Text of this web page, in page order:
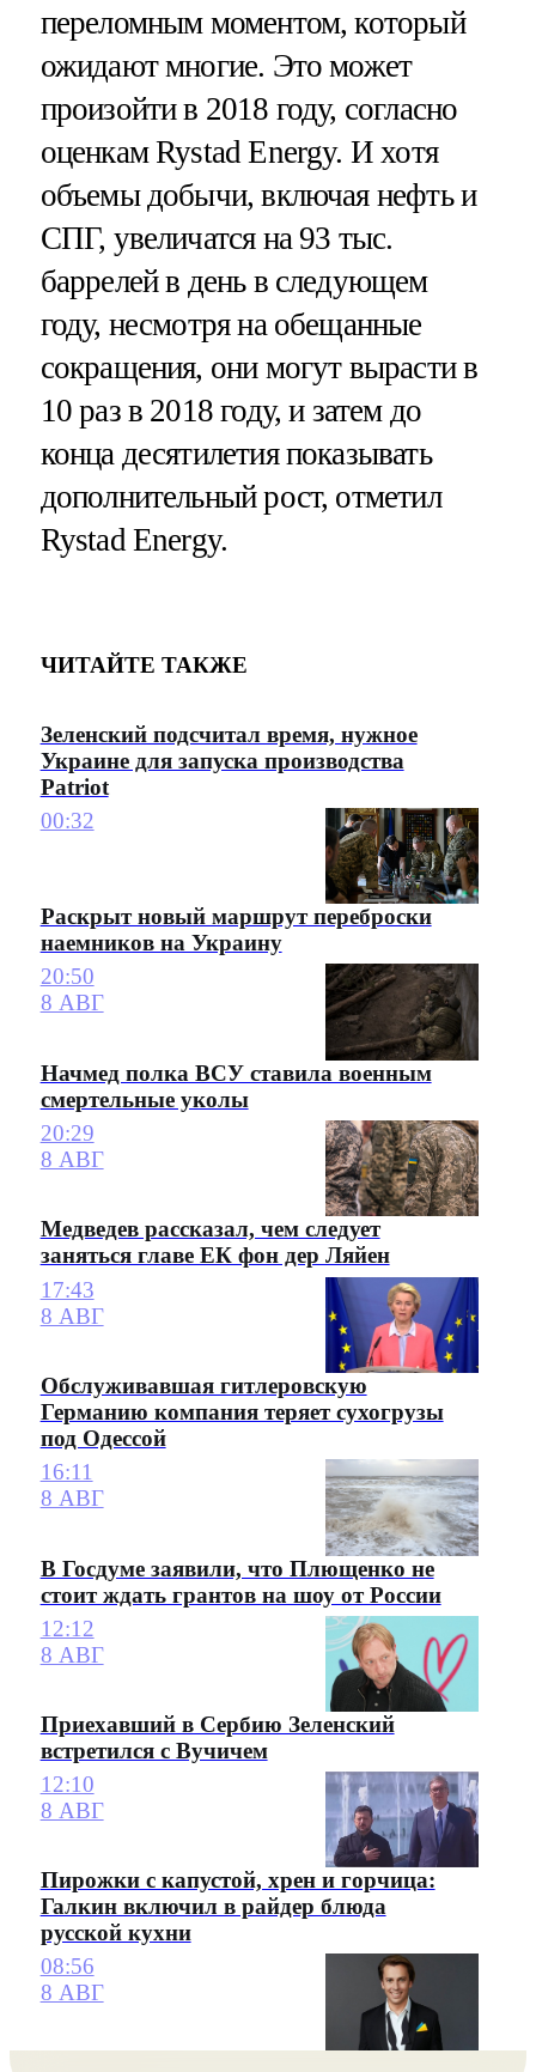
переломным моментом, который
ожидают многие. Это может
произойти в 2018 году, согласно
оценкам Rystad Energy. И хотя
объемы добычи, включая нефть и
СПГ, увеличатся на 93 тыс.
баррелей в день в следующем
году, несмотря на обещанные
сокращения, они могут вырасти в
10 раз в 2018 году, и затем до
конца десятилетия показывать
дополнительный рост, отметил
Rystad Energy.
ЧИТАЙТЕ ТАКЖЕ
Зеленский подсчитал время, нужное
Украине для запуска производства
Patriot
00:32
Раскрыт новый маршрут переброски
наемников на Украину
20:50
8 АВГ
Начмед полка ВСУ ставила военным
смертельные уколы
20:29
8 АВГ
Медведев рассказал, чем следует
заняться главе ЕК фон дер Ляйен
17:43
8 АВГ
Обслуживавшая гитлеровскую
Германию компания теряет сухогрузы
под Одессой
16:11
8 АВГ
В Госдуме заявили, что Плющенко не
стоит ждать грантов на шоу от России
12:12
8 АВГ
Приехавший в Сербию Зеленский
встретился с Вучичем
12:10
8 АВГ
Пирожки с капустой, хрен и горчица:
Галкин включил в райдер блюда
русской кухни
08:56
8 АВГ